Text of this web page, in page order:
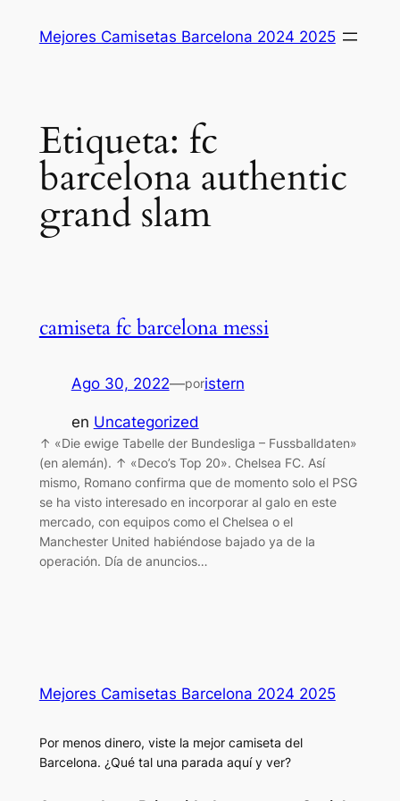
Mejores Camisetas Barcelona 2024 2025
Etiqueta: fc
barcelona authentic
grand slam
camiseta fc barcelona messi
Ago 30, 2022—poristern
en Uncategorized
↑ «Die ewige Tabelle der Bundesliga – Fussballdaten»
(en alemán). ↑ «Deco’s Top 20». Chelsea FC. Así
mismo, Romano confirma que de momento solo el PSG
se ha visto interesado en incorporar al galo en este
mercado, con equipos como el Chelsea o el
Manchester United habiéndose bajado ya de la
operación. Día de anuncios…
Mejores Camisetas Barcelona 2024 2025
Por menos dinero, viste la mejor camiseta del
Barcelona. ¿Qué tal una parada aquí y ver?